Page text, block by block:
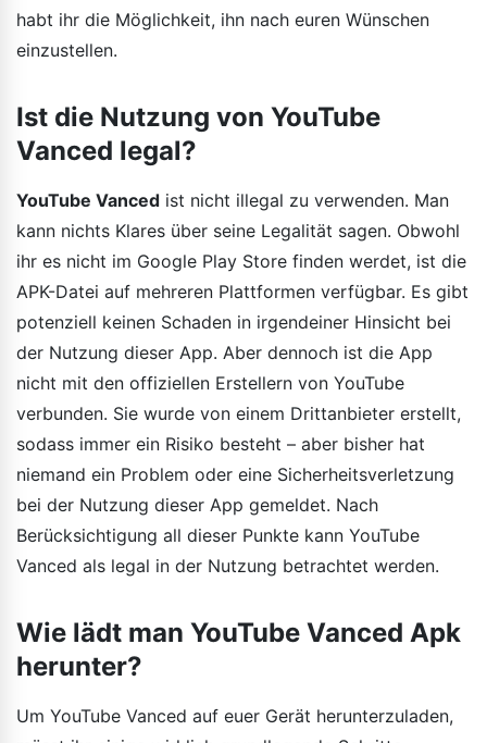
habt ihr die Möglichkeit, ihn nach euren Wünschen
einzustellen.
Ist die Nutzung von YouTube
Vanced legal?
YouTube Vanced ist nicht illegal zu verwenden. Man
kann nichts Klares über seine Legalität sagen. Obwohl
ihr es nicht im Google Play Store finden werdet, ist die
APK-Datei auf mehreren Plattformen verfügbar. Es gibt
potenziell keinen Schaden in irgendeiner Hinsicht bei
der Nutzung dieser App. Aber dennoch ist die App
nicht mit den offiziellen Erstellern von YouTube
verbunden. Sie wurde von einem Drittanbieter erstellt,
sodass immer ein Risiko besteht – aber bisher hat
niemand ein Problem oder eine Sicherheitsverletzung
bei der Nutzung dieser App gemeldet. Nach
Berücksichtigung all dieser Punkte kann YouTube
Vanced als legal in der Nutzung betrachtet werden.
Wie lädt man YouTube Vanced Apk
herunter?
Um YouTube Vanced auf euer Gerät herunterzuladen,